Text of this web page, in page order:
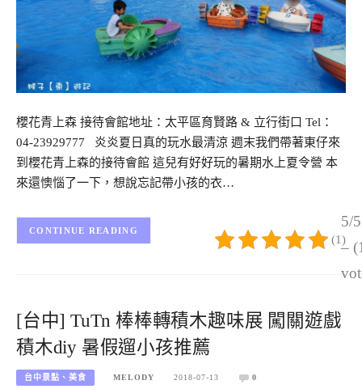
櫻花青上森 接待會館地址：太平區育賢路 & 立行街口 Tel：
04-23929777 炎炎夏日真的玩水最清涼 週末我們帶著東仔來
到櫻花青上森的接待會館 這兒有好好玩的暑期水上夏令營 本
來還懊惱了一下，想說忘記帶小孩的衣…
5/5
–
(1)
CONTINUE READING
[台中] TuTn 棒棒轉積木趣味展 闖關遊戲
積木diy 暑假遛小孩推薦
台中景點、美食 MELODY 2018-07-13 0